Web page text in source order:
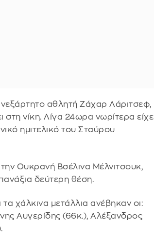
αθλητή Ζάχαρ Λάριτσεφ,
νίκη. Λίγα 24ωρα νωρίτερα είχε
ημιτελικό του Σταύρου
Ουκρανή Βσέλινα Μέλνιτσουκ,
δεύτερη θέση.
χάλκινα μετάλλια ανέβηκαν οι:
Αυγερίδης (66κ.), Αλέξανδρος